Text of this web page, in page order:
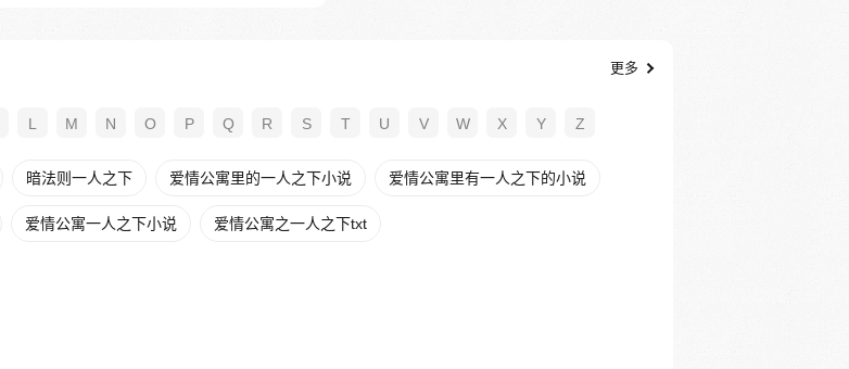
更多
L M N O P Q R S T U V W X Y Z
暗法则一人之下 爱情公寓里的一人之下小说 爱情公寓里有一人之下的小说
爱情公寓一人之下小说 爱情公寓之一人之下txt